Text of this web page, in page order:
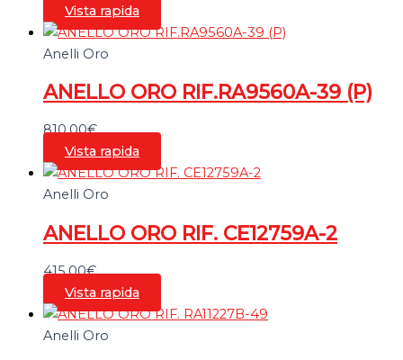
Vista rapida
Anelli Oro
ANELLO ORO RIF.RA9560A-39 (P)
810,00€
Vista rapida
Anelli Oro
ANELLO ORO RIF. CE12759A-2
415,00€
Vista rapida
Anelli Oro